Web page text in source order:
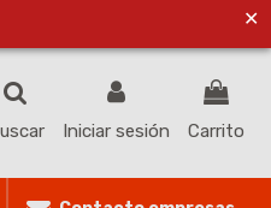
✕
0)
Iniciar sesión Carrito